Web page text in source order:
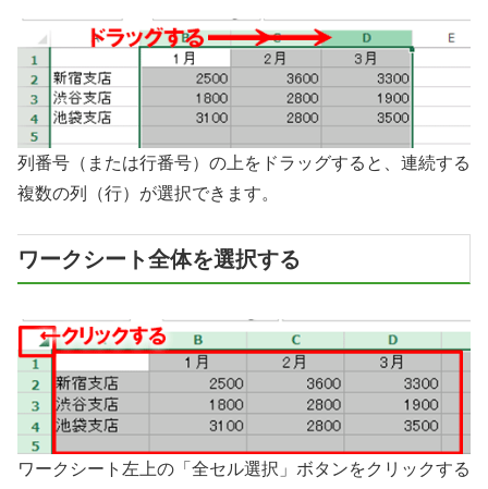
列番号（または行番号）の上をドラッグすると、連続する
複数の列（行）が選択できます。
ワークシート全体を選択する
ワークシート左上の「全セル選択」ボタンをクリックする